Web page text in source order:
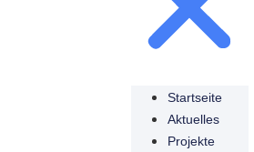
Startseite
Aktuelles
Projekte